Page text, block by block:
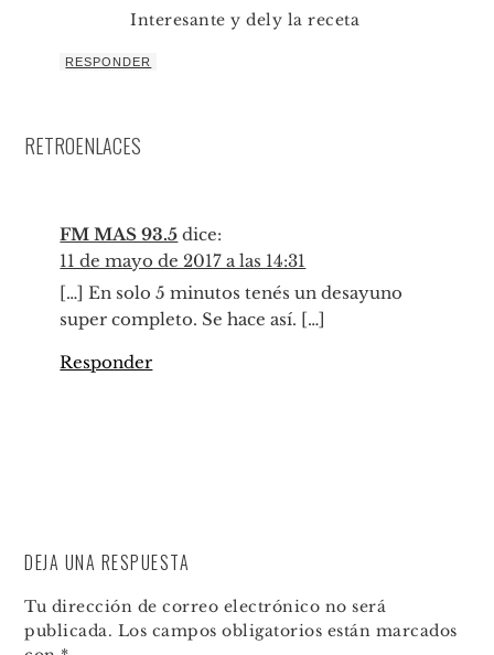
Interesante y dely la receta
RESPONDER
RETROENLACES
FM MAS 93.5 dice:
11 de mayo de 2017 a las 14:31
[…] En solo 5 minutos tenés un desayuno
super completo. Se hace así. […]
Responder
DEJA UNA RESPUESTA
Tu dirección de correo electrónico no será
publicada. Los campos obligatorios están marcados